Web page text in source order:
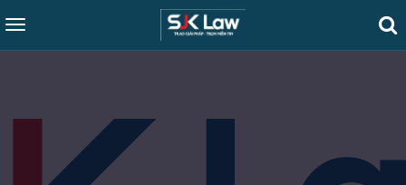
Toggle
navigation